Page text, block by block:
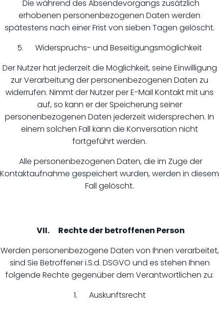
Die während des Absendevorgangs zusätzlich
erhobenen personenbezogenen Daten werden
spätestens nach einer Frist von sieben Tagen gelöscht.
5. Widerspruchs- und Beseitigungsmöglichkeit
Der Nutzer hat jederzeit die Möglichkeit, seine Einwilligung
zur Verarbeitung der personenbezogenen Daten zu
widerrufen. Nimmt der Nutzer per E-Mail Kontakt mit uns
auf, so kann er der Speicherung seiner
personenbezogenen Daten jederzeit widersprechen. In
einem solchen Fall kann die Konversation nicht
fortgeführt werden.
Alle personenbezogenen Daten, die im Zuge der
Kontaktaufnahme gespeichert wurden, werden in diesem
Fall gelöscht.
VII. Rechte der betroffenen Person
Werden personenbezogene Daten von Ihnen verarbeitet,
sind Sie Betroffener i.S.d. DSGVO und es stehen Ihnen
folgende Rechte gegenüber dem Verantwortlichen zu:
1. Auskunftsrecht